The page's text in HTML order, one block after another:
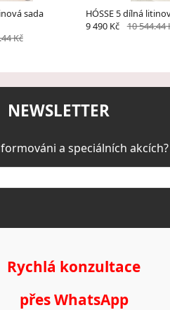
sada
Kč
HÓSSE 5 dílná
9 490 Kč 10 544.44
NEWSLETTER
a speciálních akcích?
Rychlá konzultace
přes WhatsApp